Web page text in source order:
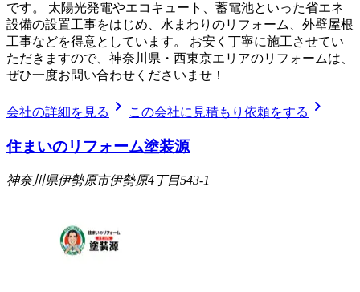
です。 太陽光発電やエコキュート、蓄電池といった省エネ
設備の設置工事をはじめ、水まわりのリフォーム、外壁屋根
工事などを得意としています。 お安く丁寧に施工させてい
ただきますので、神奈川県・西東京エリアのリフォームは、
ぜひ一度お問い合わせくださいませ！
会社の詳細を見る chevron_right この会社に見積もり依頼をする chevron_right
住まいのリフォーム塗装源
神奈川県伊勢原市伊勢原4丁目543-1